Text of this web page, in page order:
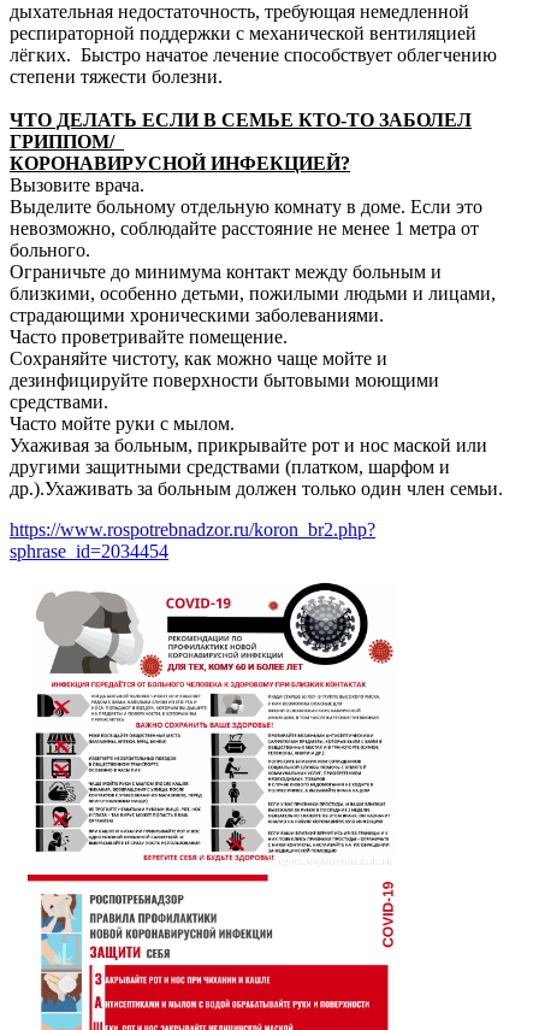
дыхательная недостаточность, требующая немедленной
респираторной поддержки с механической вентиляцией
лёгких. Быстро начатое лечение способствует облегчению
степени тяжести болезни.
ЧТО ДЕЛАТЬ ЕСЛИ В СЕМЬЕ КТО-ТО ЗАБОЛЕЛ
ГРИППОМ/
КОРОНАВИРУСНОЙ ИНФЕКЦИЕЙ?
Вызовите врача.
Выделите больному отдельную комнату в доме. Если это
невозможно, соблюдайте расстояние не менее 1 метра от
больного.
Ограничьте до минимума контакт между больным и
близкими, особенно детьми, пожилыми людьми и лицами,
страдающими хроническими заболеваниями.
Часто проветривайте помещение.
Сохраняйте чистоту, как можно чаще мойте и
дезинфицируйте поверхности бытовыми моющими
средствами.
Часто мойте руки с мылом.
Ухаживая за больным, прикрывайте рот и нос маской или
другими защитными средствами (платком, шарфом и
др.).Ухаживать за больным должен только один член семьи.
https://www.rospotrebnadzor.ru/koron_br2.php?
sphrase_id=2034454